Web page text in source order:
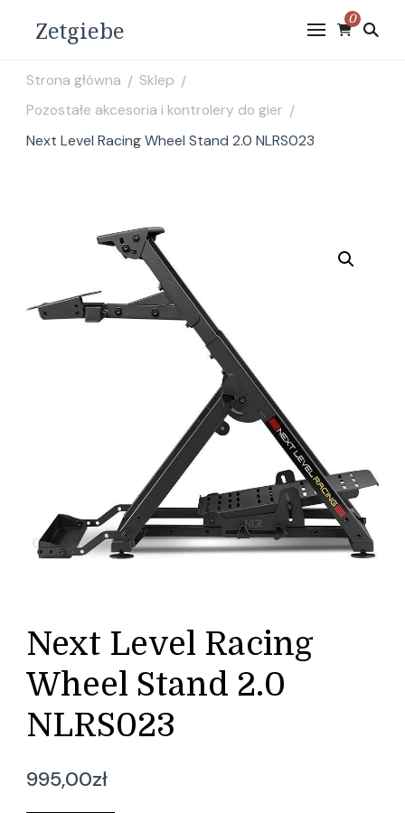
Zetgiebe 0
Strona główna / Sklep /
Pozostałe akcesoria i kontrolery do gier /
Next Level Racing Wheel Stand 2.0 NLRS023
Next Level Racing
Wheel Stand 2.0
NLRS023
995,00zł